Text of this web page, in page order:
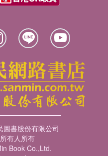
圖書股份有限公司
有人所有
Book Co.,Ltd.